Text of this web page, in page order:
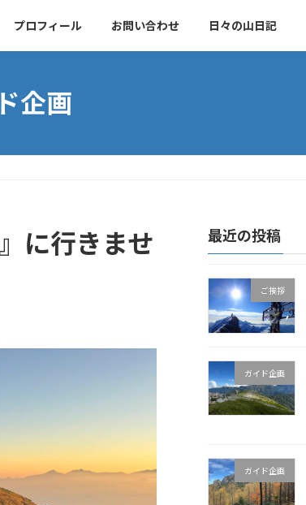
プロフィール お問い合わせ 日々の山日記
企画
に行きませ
最近の投稿
ご挨拶
ガイド企画
ガイド企画